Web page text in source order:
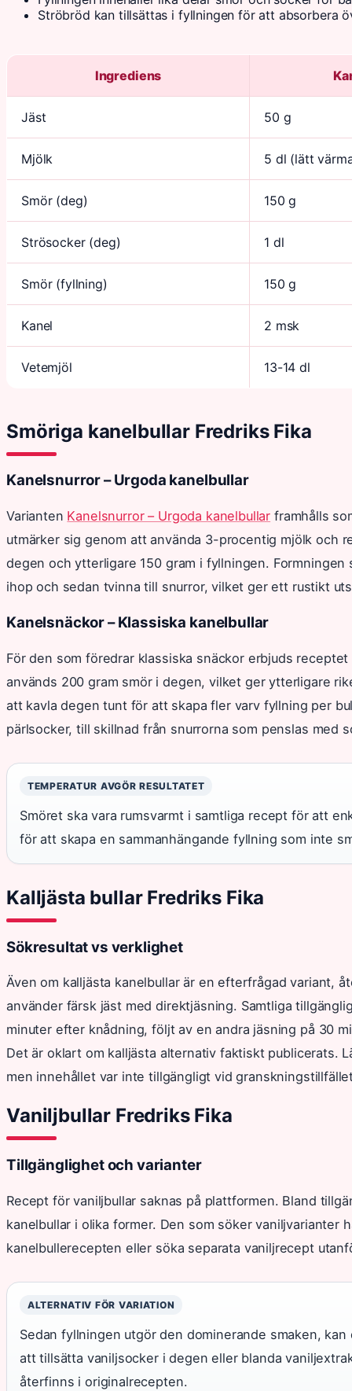
Ströbröd kan tillsättas i fyllningen för att absorbera
Ingrediens
Jäst 50 g
Mjölk 5 dl (lätt
Smör (deg) 150 g
Strösocker (deg) 1 dl
Smör (fyllning) 150 g
Kanel 2 msk
Vetemjöl 13-14 dl
Smöriga kanelbullar Fredriks Fika
Kanelsnurror – Urgoda kanelbullar
Varianten Kanelsnurror – Urgoda kanelbullar framhålls
utmärker sig genom att använda 3-procentig mjölk och
degen och ytterligare 150 gram i fyllningen.
ihop och sedan tvinna till snurror, vilket ger ett rustikt
Kanelsnäckor – Klassiska kanelbullar
För den som föredrar klassiska snäckor erbjuds receptet
används 200 gram smör i degen, vilket ger ytterligare
att kavla degen tunt för att skapa fler varv fyllning per
pärlsocker, till skillnad från snurrorna som penslas med
TEMPERATUR AVGÖR RESULTATET
Smöret ska vara rumsvarmt i samtliga recept för att
för att skapa en sammanhängande fyllning som inte
Kalljästa bullar Fredriks Fika
Sökresultat vs verklighet
Även om kalljästa kanelbullar är en efterfrågad variant,
använder färsk jäst med direktjäsning. Samtliga
minuter efter knådning, följt av en andra jäsning på 30
Det är oklart om kalljästa alternativ faktiskt publicerats.
men innehållet var inte tillgängligt vid
Vaniljbullar Fredriks Fika
Tillgänglighet och varianter
Recept för vaniljbullar saknas på plattformen. Bland
kanelbullar i olika former. Den som söker
kanelbullerecepten eller söka separata vaniljrecept
ALTERNATIV FÖR VARIATION
Sedan fyllningen utgör den dominerande smaken,
att tillsätta vaniljsocker i degen eller blanda
återfinns i originalrecepten.